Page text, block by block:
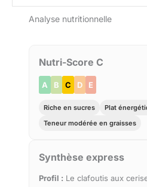
Analyse nutritionnelle
Nutri-Score C
A B C D E
Riche en sucres Plat
Teneur modérée en graisses
Synthèse express
Profil : Le clafoutis aux